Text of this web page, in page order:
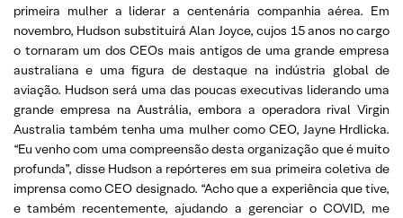
primeira mulher a liderar a centenária companhia aérea. Em
novembro, Hudson substituirá Alan Joyce, cujos 15 anos no cargo
o tornaram um dos CEOs mais antigos de uma grande empresa
australiana e uma figura de destaque na indústria global de
aviação. Hudson será uma das poucas executivas liderando uma
grande empresa na Austrália, embora a operadora rival Virgin
Australia também tenha uma mulher como CEO, Jayne Hrdlicka.
“Eu venho com uma compreensão desta organização que é muito
profunda”, disse Hudson a repórteres em sua primeira coletiva de
imprensa como CEO designado. “Acho que a experiência que tive,
e também recentemente, ajudando a gerenciar o COVID, me